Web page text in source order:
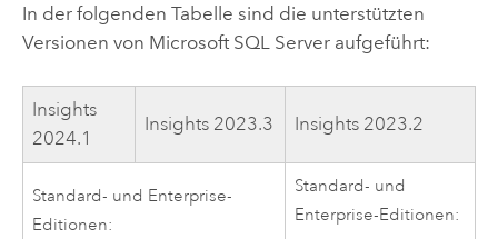
In der folgenden Tabelle sind die unterstützten
Versionen von Microsoft SQL Serveraufgeführt:
Insights
2024.1
Insights 2023.3 Insights 2023.2
Standard- und Enterprise-
Editionen:
Standard- und
Enterprise-Editionen: